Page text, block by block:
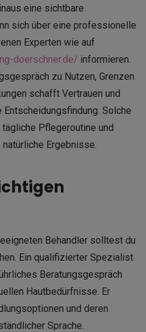
eine sichtbare
sich über eine professionelle
Experten wie auf
doerschner.de/ informieren.
zu Nutzen, Grenzen
schafft Vertrauen und
Solche
Pflegeroutine und
Ergebnisse.
Behandler solltest du
Ein qualifizierter Spezialist
Beratungsgespräch
Hautbedürfnisse. Er
und deren
Sprache.